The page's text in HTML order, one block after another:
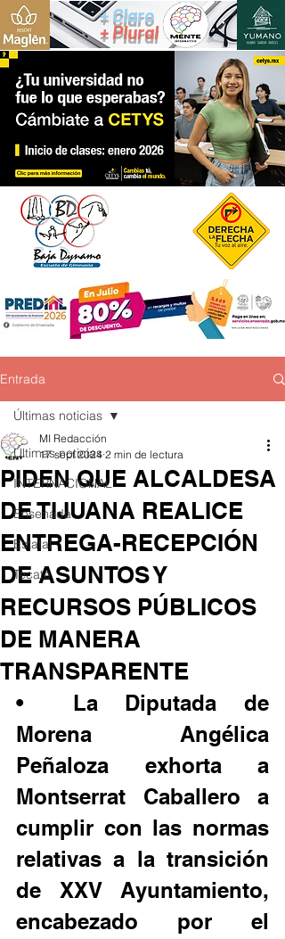
+ Claro
+ Plural
Entrada
Últimas noticias
INTERNACIONAL
Ensenada
Estatal
Tecate
Últimas noticias
PIDEN QUE ALCALDESA
DE TIJUANA REALICE
ENTREGA-RECEPCIÓN
DE ASUNTOS Y
RECURSOS PÚBLICOS
DE MANERA
TRANSPARENTE
MI Redacción
17 sept 2024 2 min de lectura
•	La Diputada de
Morena Angélica
Peñaloza exhorta a
Montserrat Caballero a
cumplir con las normas
relativas a la transición
de XXV Ayuntamiento,
encabezado por el